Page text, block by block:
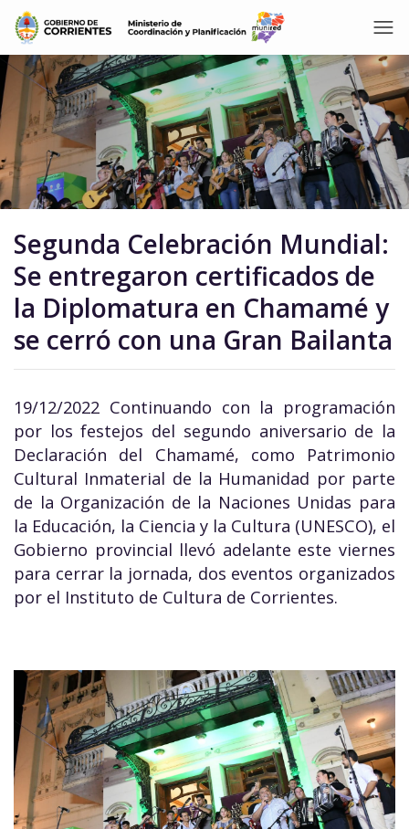
Segunda Celebración Mundial:
Se entregaron certificados de
la Diplomatura en Chamamé y
se cerró con una Gran Bailanta
19/12/2022 Continuando con la programación
por los festejos del segundo aniversario de la
Declaración del Chamamé, como Patrimonio
Cultural Inmaterial de la Humanidad por parte
de la Organización de la Naciones Unidas para
la Educación, la Ciencia y la Cultura (UNESCO), el
Gobierno provincial llevó adelante este viernes
para cerrar la jornada, dos eventos organizados
por el Instituto de Cultura de Corrientes.